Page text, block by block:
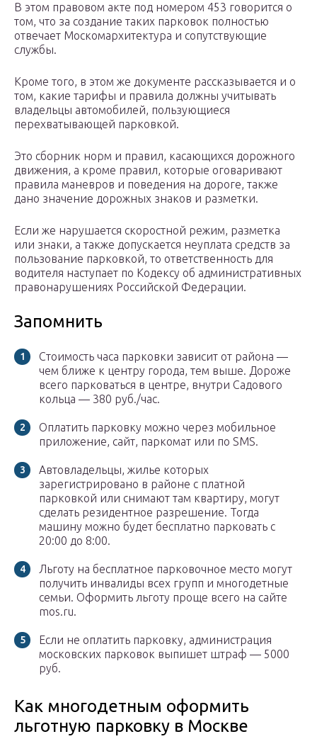
В этом правовом акте под номером 453 говорится о
том, что за создание таких парковок полностью
отвечает Москомархитектура и сопутствующие
службы.
Кроме того, в этом же документе рассказывается и о
том, какие тарифы и правила должны учитывать
владельцы автомобилей, пользующиеся
перехватывающей парковкой.
Это сборник норм и правил, касающихся дорожного
движения, а кроме правил, которые оговаривают
правила маневров и поведения на дороге, также
дано значение дорожных знаков и разметки.
Если же нарушается скоростной режим, разметка
или знаки, а также допускается неуплата средств за
пользование парковкой, то ответственность для
водителя наступает по Кодексу об административных
правонарушениях Российской Федерации.
Запомнить
Стоимость часа парковки зависит от района —
чем ближе к центру города, тем выше. Дороже
всего парковаться в центре, внутри Садового
кольца — 380 руб./час.
Оплатить парковку можно через мобильное
приложение, сайт, паркомат или по SMS.
Автовладельцы, жилье которых
зарегистрировано в районе с платной
парковкой или снимают там квартиру, могут
сделать резидентное разрешение. Тогда
машину можно будет бесплатно парковать с
20:00 до 8:00.
Льготу на бесплатное парковочное место могут
получить инвалиды всех групп и многодетные
семьи. Оформить льготу проще всего на сайте
mos.ru.
Если не оплатить парковку, администрация
московских парковок выпишет штраф — 5000
руб.
Как многодетным оформить
льготную парковку в Москве